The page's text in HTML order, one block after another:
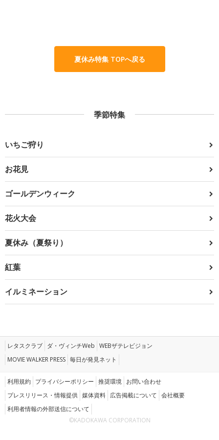
夏休み特集 TOPへ戻る
季節特集
いちご狩り
お花見
ゴールデンウィーク
花火大会
夏休み（夏祭り）
紅葉
イルミネーション
レタスクラブ ダ・ヴィンチWeb WEBザテレビジョン
MOVIE WALKER PRESS 毎日が発見ネット
利用規約 プライバシーポリシー 推奨環境 お問い合わせ
プレスリリース・情報提供 媒体資料 広告掲載について 会社概要
利用者情報の外部送信について
©KADOKAWA CORPORATION